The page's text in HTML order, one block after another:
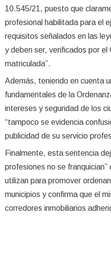
10.545/21, puesto que
profesional habilitada para el
requisitos señalados en las
y deben ser, verificados por el
matriculada”.
Además, teniendo en cuenta
fundamentales de la
intereses y seguridad de los
“tampoco se evidencia
publicidad de su servicio
Finalmente, esta sentencia
profesiones no se
utilizan para promover
municipios y confirma que el
corredores inmobiliarios